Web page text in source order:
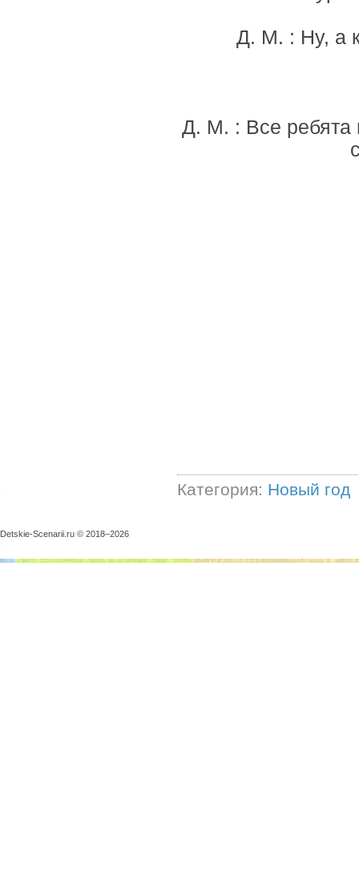
Д. М. : Ну, а
Д. М. : Все ребята
Категория: Новый год
Detskie-Scenarii.ru © 2018–2026